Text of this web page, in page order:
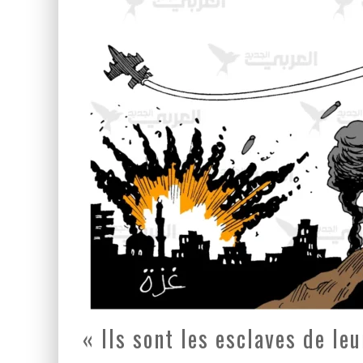
LA GUERRE SIONISTE,
LA BANALITÉ DU MAL
« Ils sont les esclaves de